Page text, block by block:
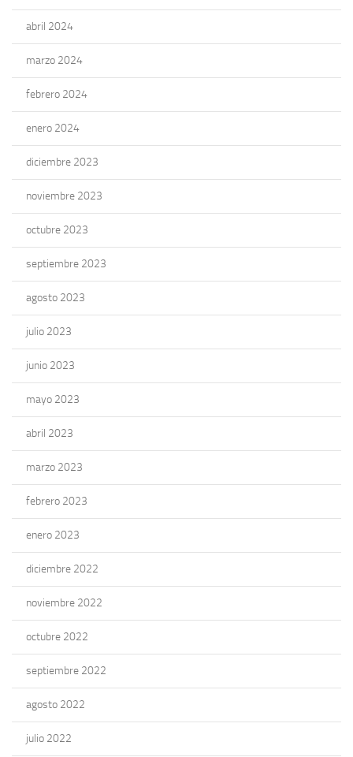
abril 2024
marzo 2024
febrero 2024
enero 2024
diciembre 2023
noviembre 2023
octubre 2023
septiembre 2023
agosto 2023
julio 2023
junio 2023
mayo 2023
abril 2023
marzo 2023
febrero 2023
enero 2023
diciembre 2022
noviembre 2022
octubre 2022
septiembre 2022
agosto 2022
julio 2022